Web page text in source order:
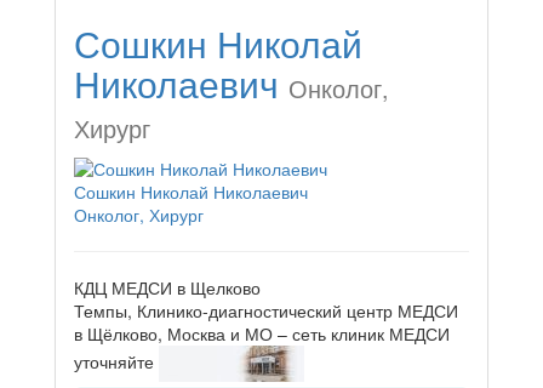
Сошкин Николай
Николаевич Онколог,
Хирург
Сошкин Николай Николаевич
Онколог, Хирург
КДЦ МЕДСИ в Щелково
Темпы, Клинико-диагностический центр МЕДСИ
в Щёлково, Москва и МО – сеть клиник МЕДСИ
уточняйте